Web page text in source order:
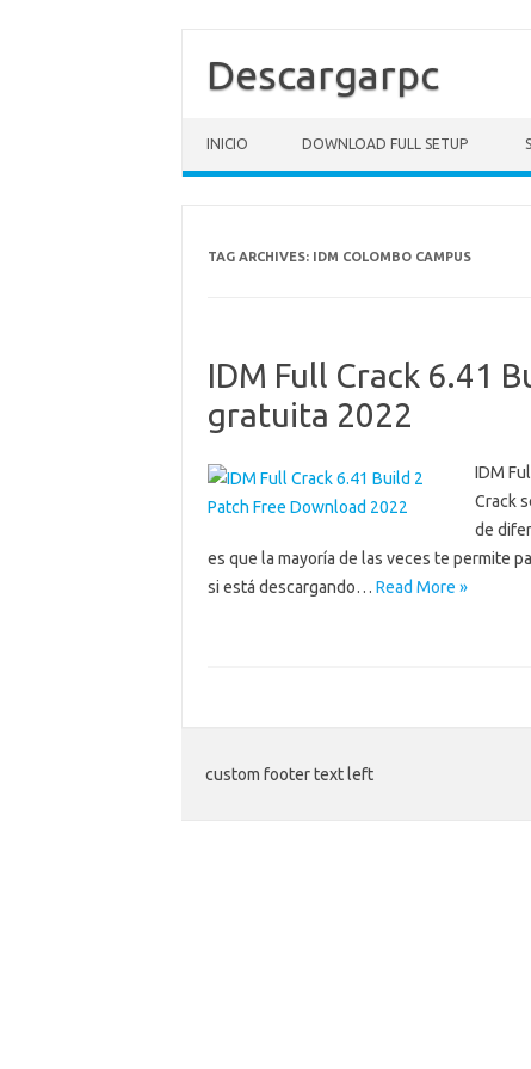
Descargarpc
INICIO DOWNLOAD FULL SETUP
TAG ARCHIVES: IDM COLOMBO CAMPUS
IDM Full Crack 6.41
gratuita 2022
IDM
Crack
de
es que la mayoría de las veces te permite
si está descargando… Read More »
custom footer text left